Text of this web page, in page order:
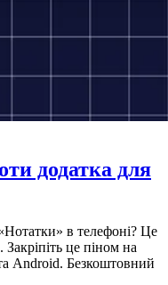
додатка для
в телефоні? Це
це піном на
Android. Безкоштовний